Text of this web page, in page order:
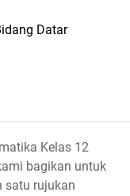
Datar
Kelas 12
bagikan untuk
satu rujukan